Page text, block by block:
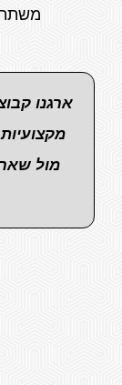
ארגנו
מול שאר